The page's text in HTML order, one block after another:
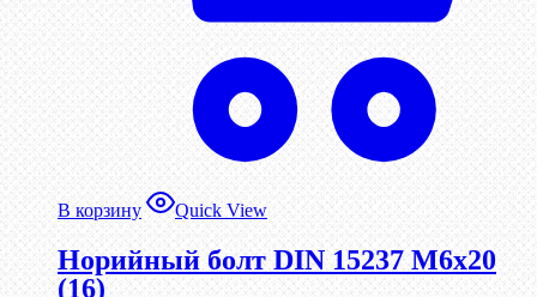
В корзину Quick View
Норийный болт DIN 15237 М6х20
(16)